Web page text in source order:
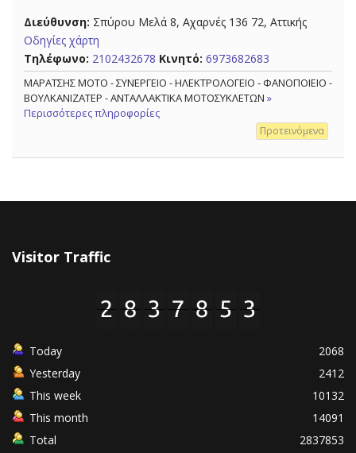
Διεύθυνση: Σπύρου Μελά 8, Αχαρνές 136 72, Αττικής
Οδηγίες χάρτη
Τηλέφωνο: 2102432678 Κινητό: 6973682683
ΜΑΡΑΤΣΗΣ MOTO - ΣΥΝΕΡΓΕΙΟ - ΗΛΕΚΤΡΟΛΟΓΕΙΟ - ΦΑΝΟΠΟΙΕΙΟ -
ΒΟΥΛΚΑΝΙΖΑΤΕΡ - ΑΝΤΑΛΛΑΚΤΙΚΑ ΜΟΤΟΣΥΚΛΕΤΩΝ »
Περισσότερες πληροφορίες
Προτεινόμενα
Visitor Traffic
Today
2068
Yesterday
2412
This week
10132
This month
14091
Total
2837853